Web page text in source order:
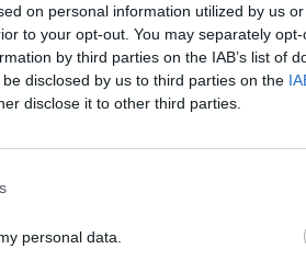
on personal information utilized by us
to your opt-out. You may separately
by third parties on the IAB’s list of
disclosed by us to third parties on the
disclose it to other third parties.
personal data.
«εγκρίτους» και
τύπου, όσο και από
του τόπου.
κάλπη"
Κων.
κατάληψης
η συντριπτική
καταστημάτων
συγκεκριμένες
8 Αυγούστου 2026, 09:29